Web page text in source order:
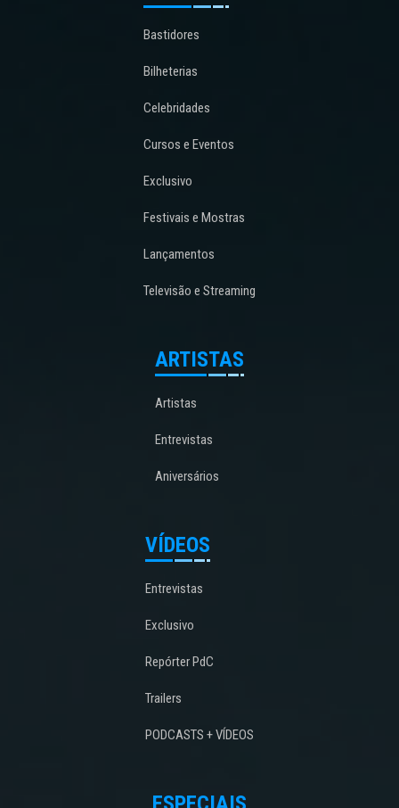
Bastidores
Bilheterias
Celebridades
Cursos e Eventos
Exclusivo
Festivais e Mostras
Lançamentos
Televisão e Streaming
ARTISTAS
Artistas
Entrevistas
Aniversários
VÍDEOS
Entrevistas
Exclusivo
Repórter PdC
Trailers
PODCASTS + VÍDEOS